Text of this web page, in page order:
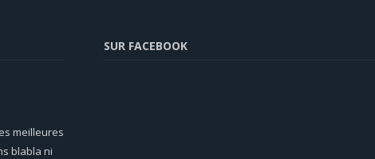
meilleures
blabla ni
SUR FACEBOOK